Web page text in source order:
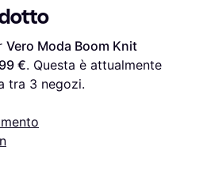
Vero Moda Boom Knit
€. Questa è attualmente
tra 3 negozi.